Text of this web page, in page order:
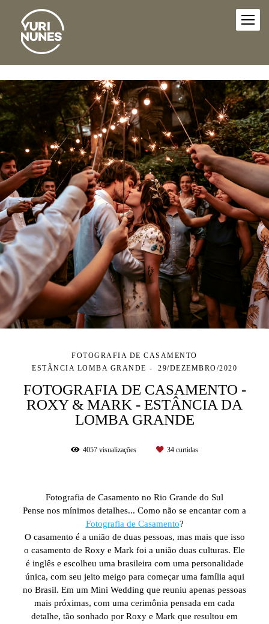
FOTOGRAFIA DE CASAMENTO
ESTÂNCIA LOMBA GRANDE
29/DEZEMBRO/2020
FOTOGRAFIA DE CASAMENTO -
ROXY & MARK - ESTÂNCIA DA
LOMBA GRANDE
4057 visualizações 34 curtidas
Fotografia de Casamento no Rio Grande do Sul
Pense nos mínimos detalhes... Como não se encantar com a
Fotografia de Casamento?
O casamento é a união de duas pessoas, mas mais que isso
o casamento de Roxy e Mark foi a união duas culturas. Ele
é inglês e escolheu uma brasileira com uma personalidade
única, com seu jeito meigo para começar uma família aqui
no Brasil. Em um Mini Wedding que reuniu apenas pessoas
mais próximas, com uma cerimônia pensada em cada
detalhe, tão sonhado por Roxy e Mark que resultou em